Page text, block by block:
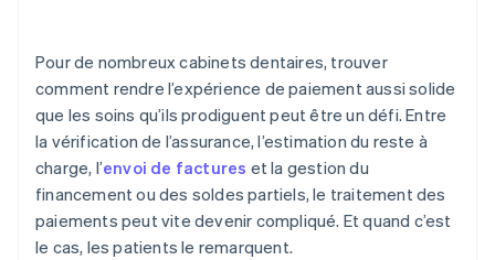
Exigez la sécurité et la conformité par défaut
Évaluez l’expérience patient
Vérifiez les fonctionnalités de rapport et de
rapprochement
Comprenez la structure des frais et le coût total
Tenez compte de l’évolutivité et de la flexibilité
Pour de nombreux cabinets dentaires, trouver
comment rendre l’expérience de paiement aussi solide
que les soins qu’ils prodiguent peut être un défi. Entre
la vérification de l’assurance, l’estimation du reste à
charge, l’envoi de factures et la gestion du
financement ou des soldes partiels, le traitement des
paiements peut vite devenir compliqué. Et quand c’est
le cas, les patients le remarquent.